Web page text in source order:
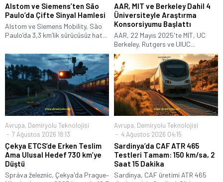
Alstom ve Siemens’ten São
Paulo’da Çifte Sinyal Hamlesi
Alstom ve Siemens Mobility, São
Paulo’da 3,3 km’lik sürücüsüz hat...
AAR, MIT ve Berkeley Dahil 4
Üniversiteyle Araştırma
Konsorsiyumu Başlattı
AAR, 22 Mayıs 2025'te MIT, UC
Berkeley, Rutgers ve UIUC...
Avrupa, Demiryolu Teknolojisi
7 Ağustos 2026 18:13
Çekya ETCS’de Erken Teslim
Ama Ulusal Hedef 730 km’ye
Düştü
Správa železnic, Çekya'da Prague–
Avrupa, Demiryolu Teknolojisi
4 Ağustos 2026 04:15
Sardinya’da CAF ATR 465
Testleri Tamam: 150 km/sa, 2
Saat 15 Dakika
Sardinya, CAF üretimi ATR 465